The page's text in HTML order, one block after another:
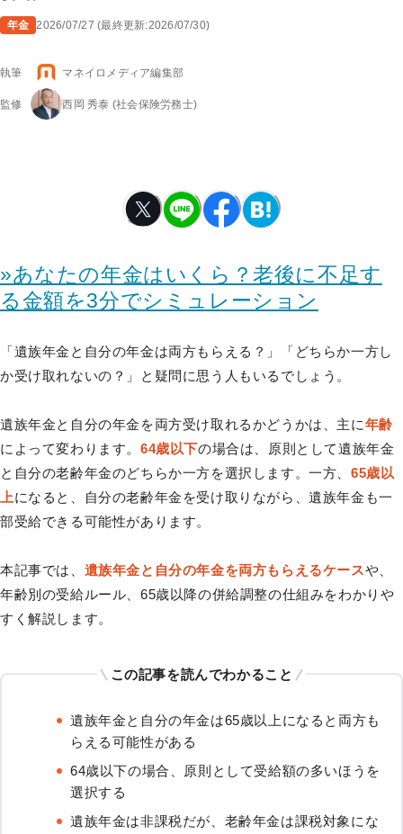
年金 2026/07/27 (最終更新:2026/07/30)
執筆 マネイロメディア編集部
監修 西岡 秀泰 (社会保険労務士)
»あなたの年金はいくら？老後に不足す
る金額を3分でシミュレーション
「遺族年金と自分の年金は両方もらえる？」「どちらか一方し
か受け取れないの？」と疑問に思う人もいるでしょう。
遺族年金と自分の年金を両方受け取れるかどうかは、主に年齢
によって変わります。 64歳以下の場合は、原則として遺族年金
と自分の老齢年金のどちらか一方を選択します。一方、 65歳以
上になると、自分の老齢年金を受け取りながら、遺族年金も一
部受給できる可能性があります。
本記事では、 遺族年金と自分の年金を両方もらえるケースや、
年齢別の受給ルール、65歳以降の併給調整の仕組みをわかりや
すく解説します。
この記事を読んでわかること
遺族年金と自分の年金は65歳以上になると両方も
らえる可能性がある
64歳以下の場合、原則として受給額の多いほうを
選択する
遺族年金は非課税だが、老齢年金は課税対象にな